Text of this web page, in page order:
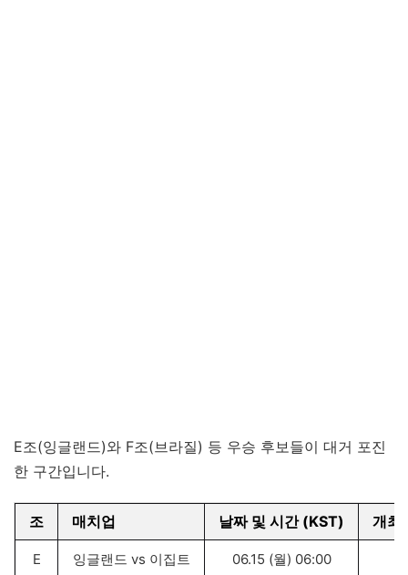
E조(잉글랜드)와 F조(브라질) 등 우승 후보들이 대거 포진
한 구간입니다.
조 매치업 날짜 및 시간 (KST) 개최
E 잉글랜드 vs 이집트 06.15 (월) 06:00